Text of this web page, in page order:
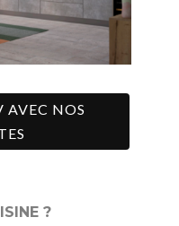
AVEC NOS
?